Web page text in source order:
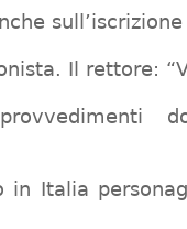
Il rettore:
in Italia